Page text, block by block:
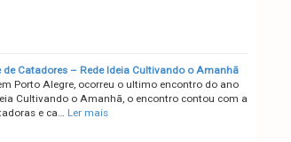
Catadores – Rede Ideia Cultivando o Amanhã
Porto Alegre, ocorreu o ultimo encontro do ano
Cultivando o Amanhã, o encontro contou com a
e ca…
Ler mais